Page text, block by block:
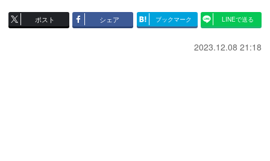
ポスト シェア ブックマーク LINEで送る
2023.12.08 21:18